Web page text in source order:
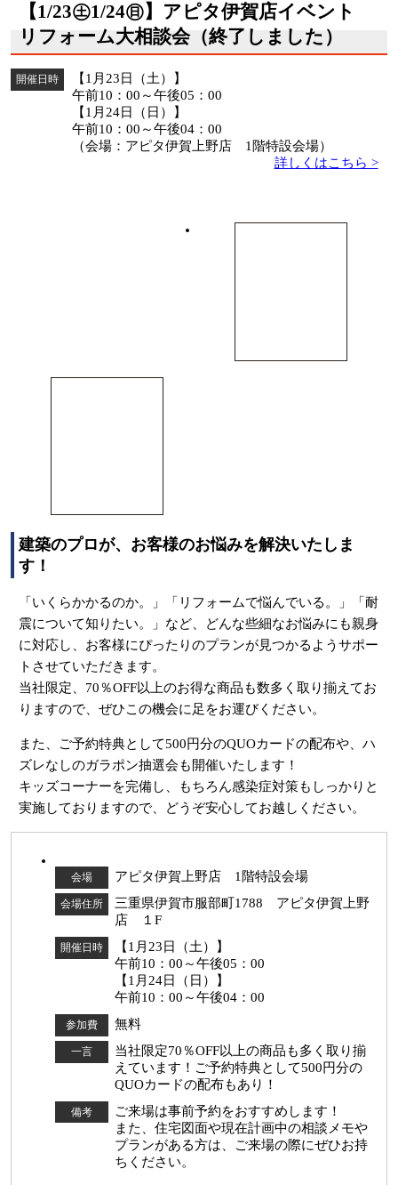
【1/23㊏1/24㊐】アピタ伊賀店イベント
リフォーム大相談会（終了しました）
開催日時
【1月23日（土）】
午前10：00～午後05：00
【1月24日（日）】
午前10：00～午後04：00
（会場：アピタ伊賀上野店 1階特設会場）
詳しくはこちら >
建築のプロが、お客様のお悩みを解決いたしま
す！
「いくらかかるのか。」「リフォームで悩んでいる。」「耐
震について知りたい。」など、どんな些細なお悩みにも親身
に対応し、お客様にぴったりのプランが見つかるようサポー
トさせていただきます。
当社限定、70％OFF以上のお得な商品も数多く取り揃えてお
りますので、ぜひこの機会に足をお運びください。
また、ご予約特典として500円分のQUOカードの配布や、ハ
ズレなしのガラポン抽選会も開催いたします！
キッズコーナーを完備し、もちろん感染症対策もしっかりと
実施しておりますので、どうぞ安心してお越しください。
会場 アピタ伊賀上野店 1階特設会場
会場住所
三重県伊賀市服部町1788 アピタ伊賀上野
店 １F
開催日時
【1月23日（土）】
午前10：00～午後05：00
【1月24日（日）】
午前10：00～午後04：00
参加費 無料
一言
当社限定70％OFF以上の商品も多く取り揃
えています！ご予約特典として500円分の
QUOカードの配布もあり！
備考
ご来場は事前予約をおすすめします！
また、住宅図面や現在計画中の相談メモや
プランがある方は、ご来場の際にぜひお持
ちください。